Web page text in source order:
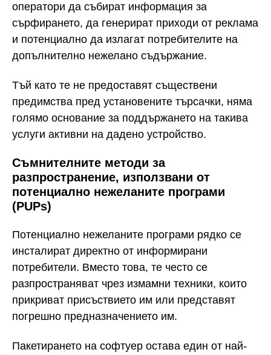
оператори да събират информация за
сърфирането, да генерират приходи от реклама
и потенциално да излагат потребителите на
допълнително нежелано съдържание.
Тъй като те не предоставят съществени
предимства пред установените търсачки, няма
голямо основание за поддържането на такива
услуги активни на дадено устройство.
Съмнителните методи за
разпространение, използвани от
потенциално нежеланите програми
(PUPs)
Потенциално нежеланите програми рядко се
инсталират директно от информирани
потребители. Вместо това, те често се
разпространяват чрез измамни техники, които
прикриват присъствието им или представят
погрешно предназначението им.
Пакетирането на софтуер остава един от най-